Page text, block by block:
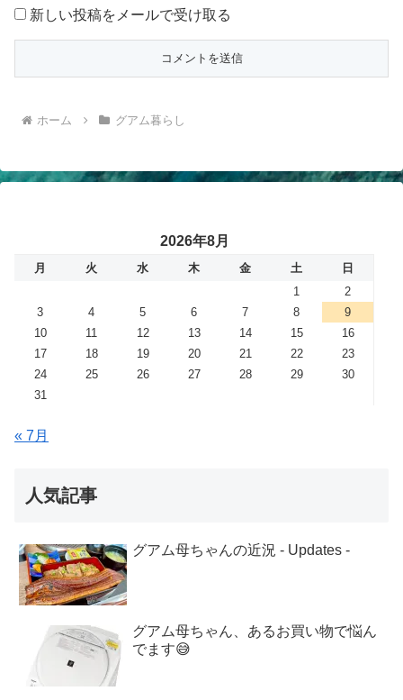
新しい投稿をメールで受け取る
ホーム グアム暮らし
2026年8月
月 火 水 木 金 土
日
1
2
3
4 5 6 7 8
9
10
11 12 13 14 15
16
17
18 19 20 21 22
23
24
25 26 27 28 29
30
31
« 7月
人気記事
グアム母ちゃんの近況 - Updates -
グアム母ちゃん、あるお買い物で悩ん
でます😅